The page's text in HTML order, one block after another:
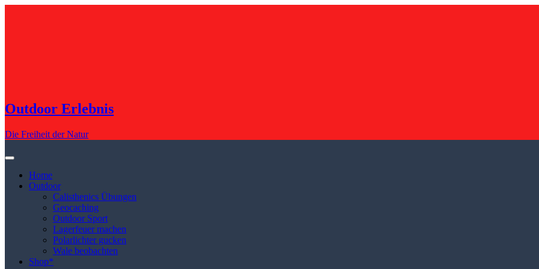
Outdoor Erlebnis
Die Freiheit der Natur
Home
Outdoor
Calisthenics Übungen
Geocaching
Outdoor Sport
Lagerfeuer machen
Polarlichter gucken
Wale beobachten
Shop*